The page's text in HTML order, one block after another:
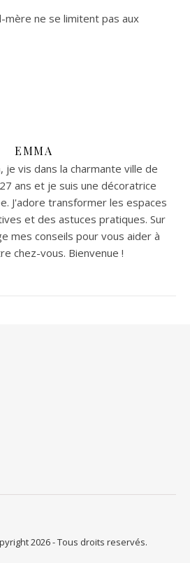
ne se limitent pas aux
EMMA
je vis dans la charmante ville de
ans et je suis une décoratrice
J'adore transformer les espaces
et des astuces pratiques. Sur
mes conseils pour vous aider à
chez-vous. Bienvenue !
2026 - Tous droits reservés.